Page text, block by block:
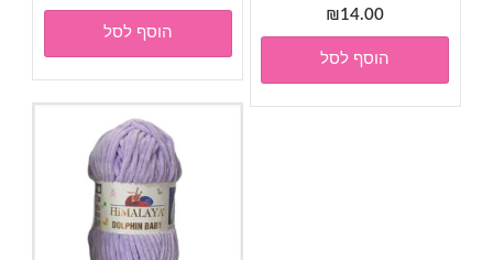
הוסף לסל
₪14.00
הוסף לסל